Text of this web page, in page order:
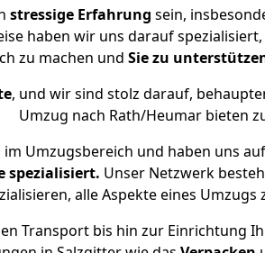
stressige Erfahrung sein,
haben wir uns darauf
zu machen und Sie zu
, und wir sind stolz darauf,
Umzug nach Rath/Heumar bieten
im Umzugsbereich und haben uns
spezialisiert. Unser Netzwerk
alle Aspekte eines Umzugs
Transport bis hin zur Einrichtung